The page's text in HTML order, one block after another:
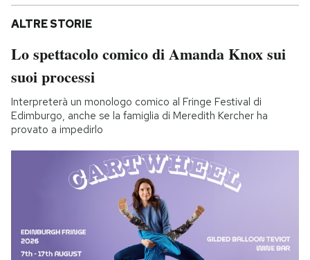
ALTRE STORIE
Lo spettacolo comico di Amanda Knox sui
suoi processi
Interpreterà un monologo comico al Fringe Festival di
Edimburgo, anche se la famiglia di Meredith Kercher ha
provato a impedirlo